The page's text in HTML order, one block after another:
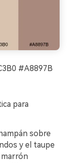
#A8897B
para
sobre
y el taupe
marrón